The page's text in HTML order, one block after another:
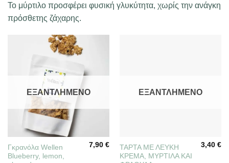
Το μύρτιλο προσφέρει φυσική γλυκύτητα, χωρίς την ανάγκη
πρόσθετης ζάχαρης.
ΕΞΑΝΤΛΗΜΈΝΟ
Γκρανόλα Wellen
Blueberry, lemon,
7,90€
ΕΞΑΝΤΛΗΜΈΝΟ
ΤΑΡΤΑ ΜΕ ΛΕΥΚΗ
ΚΡΕΜΑ, ΜΥΡΤΙΛΑ ΚΑΙ
3,40€